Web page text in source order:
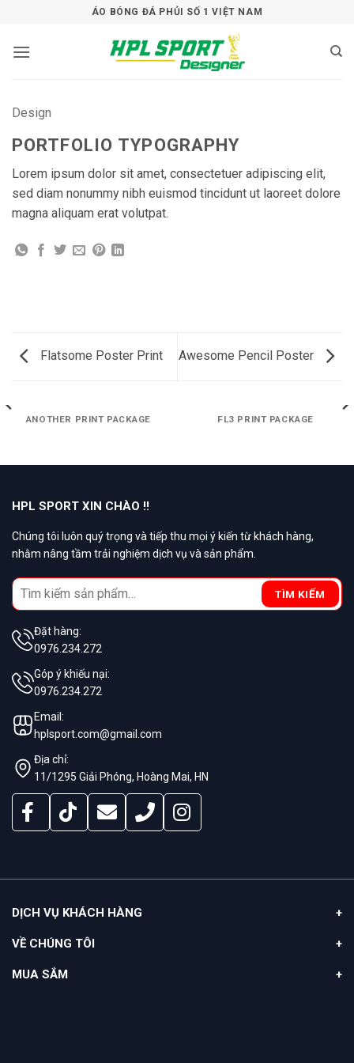
nội
ÁO BÓNG ĐÁ PHỦI SỐ 1 VIỆT NAM
Design
PORTFOLIO TYPOGRAPHY
Lorem ipsum dolor sit amet, consectetuer adipiscing elit,
sed diam nonummy nibh euismod tincidunt ut laoreet dolore
magna aliquam erat volutpat.
Flatsome Poster Print Awesome Pencil Poster
ANOTHER PRINT PACKAGE FL3 PRINT PACKAGE
HPL SPORT XIN CHÀO !!
Chúng tôi luôn quý trọng và tiếp thu mọi ý kiến từ khách hàng,
nhằm nâng tầm trải nghiệm dịch vụ và sản phẩm.
Search
for:
TÌM KIẾM
Đặt hàng:
0976.234.272
Góp ý khiếu nại:
0976.234.272
Email:
hplsport.com@gmail.com
Địa chỉ:
11/1295 Giải Phóng, Hoàng Mai, HN
DỊCH VỤ KHÁCH HÀNG
VỀ CHÚNG TÔI
MUA SẮM